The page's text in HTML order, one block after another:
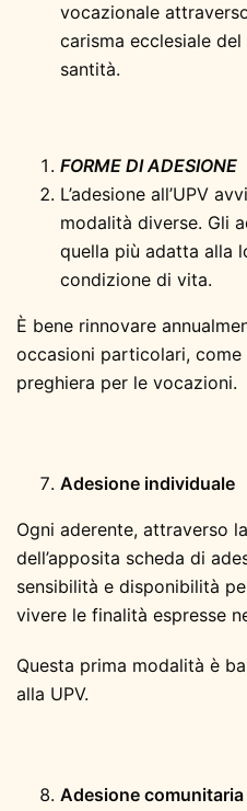
vocazionale
carisma ecclesiale
santità.
FORME DI ADESIONE
L’adesione all’UPV
modalità diverse. Gli
quella più adatta alla
condizione di vita.
È bene rinnovare
occasioni particolari,
preghiera per le vocazioni.
Adesione individuale
Ogni aderente, attraverso
dell’apposita scheda di
sensibilità e disponibilità
vivere le finalità espresse
Questa prima modalità è
alla UPV.
Adesione